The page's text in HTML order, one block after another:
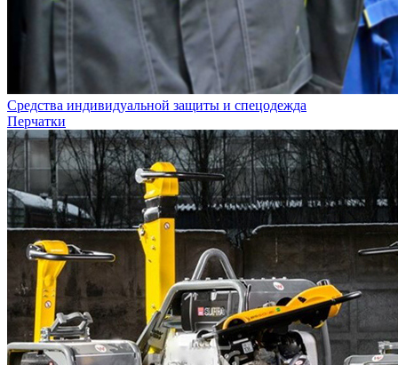
Средства индивидуальной защиты и спецодежда
Перчатки